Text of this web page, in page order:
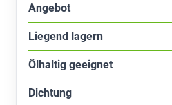
Angebot
Liegend lagern
Ölhaltig geeignet
Dichtung